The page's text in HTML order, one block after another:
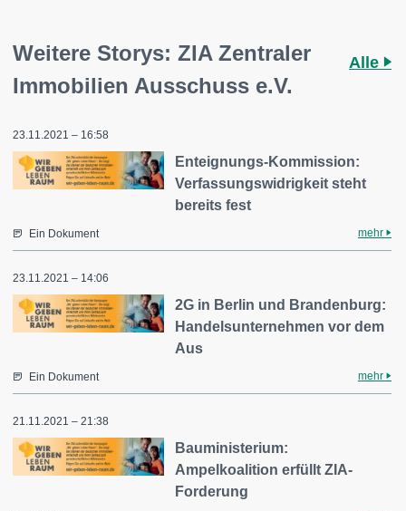
Weitere Storys: ZIA Zentraler
Immobilien Ausschuss e.V.
Alle
23.11.2021 – 16:58
Enteignungs-Kommission:
Verfassungswidrigkeit steht
bereits fest
Ein Dokument mehr
23.11.2021 – 14:06
2G in Berlin und Brandenburg:
Handelsunternehmen vor dem
Aus
Ein Dokument mehr
21.11.2021 – 21:38
Bauministerium:
Ampelkoalition erfüllt ZIA-
Forderung